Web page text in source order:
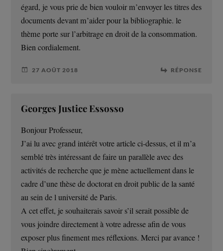
égard, je vous prie de bien vouloir m’envoyer les titres des
documents devant m’aider pour la bibliographie. le
thème porte sur l’arbitrage en droit de la consommation.
Bien cordialement.
27 AOÛT 2018 RÉPONSE
Georges Justice Essosso
Bonjour Professeur,
J’ai lu avec grand intérêt votre article ci-dessus, et il m’a
semblé très intéressant de faire un parallèle avec des
activités de recherche que je mène actuellement dans le
cadre d’une thèse de doctorat en droit public de la santé
au sein de l université de Paris.
A cet effet, je souhaiterais savoir s’il serait possible de
vous joindre directement à votre adresse afin de vous
exposer plus finement mes réflexions. Merci par avance !